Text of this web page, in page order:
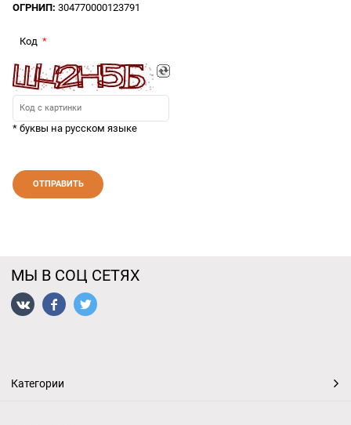
ОГРНИП: 304770000123791
Код
* буквы на русском языке
МЫ В СОЦ СЕТЯХ
Категории